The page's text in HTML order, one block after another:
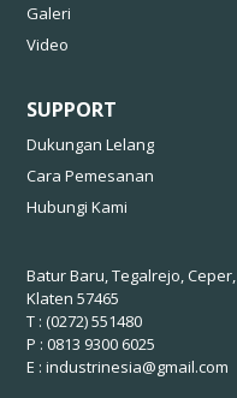
Galeri
Video
SUPPORT
Dukungan Lelang
Cara Pemesanan
Hubungi Kami
Batur Baru, Tegalrejo, Ceper,
Klaten 57465
T : (0272) 551480
P : 0813 9300 6025
E :industrinesia@gmail.com